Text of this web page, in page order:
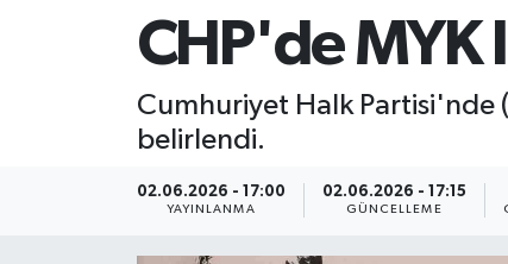
CHP'de MYK
Cumhuriyet Halk Partisi'nde
belirlendi.
02.06.2026 - 17:00
YAYINLANMA
02.06.2026 - 17:15
GÜNCELLEME
Bilim Teknoloji
Advertising news
Tüm Manşetler
Son Dakika Haberleri
Haber Arşivi